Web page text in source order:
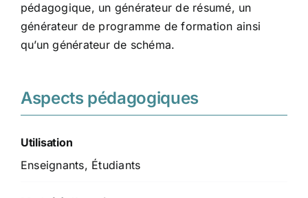
pédagogique, un générateur de résumé, un
générateur de programme de formation ainsi
qu’un générateur de schéma.
Aspects pédagogiques
Utilisation
Enseignants, Étudiants